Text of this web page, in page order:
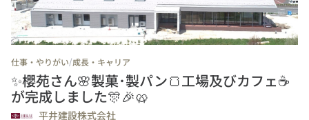
仕事・やりがい/成長・キャリア
✨櫻苑さん🌸製菓･製パン🍞工場及びカフェ☕
が完成しました🎊🎉🥨
平井建設株式会社